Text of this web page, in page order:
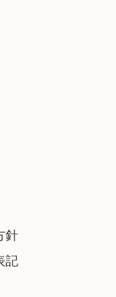
針
記